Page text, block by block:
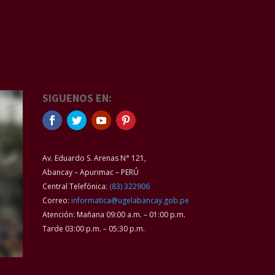
SIGUENOS EN:
Av. Eduardo S. Arenas N° 121,
Abancay – Apurimac – PERÚ
Central Telefónica: (83) 322906
Correo: informatica@ugelabancay.gob.pe
Atención: Mañana 09:00 a.m. – 01:00 p.m.
Tarde 03:00 p.m. – 05:30 p.m.